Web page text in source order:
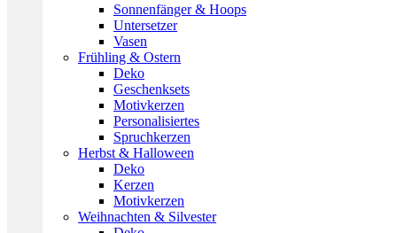
Sonnenfänger & Hoops
Untersetzer
Vasen
Frühling & Ostern
Deko
Geschenksets
Motivkerzen
Personalisiertes
Spruchkerzen
Herbst & Halloween
Deko
Kerzen
Motivkerzen
Weihnachten & Silvester